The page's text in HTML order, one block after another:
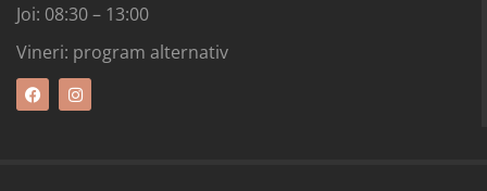
Joi: 08:30 – 13:00
Vineri: program alternativ